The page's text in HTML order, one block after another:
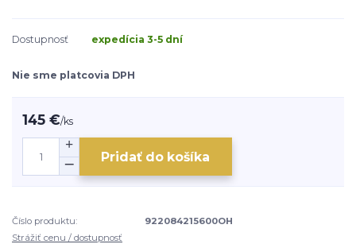
Dostupnosť expedícia 3-5 dní
Nie sme platcovia DPH
145 €/ks
Pridať do košíka
Číslo produktu:
922084215600OH
Strážiť cenu / dostupnosť